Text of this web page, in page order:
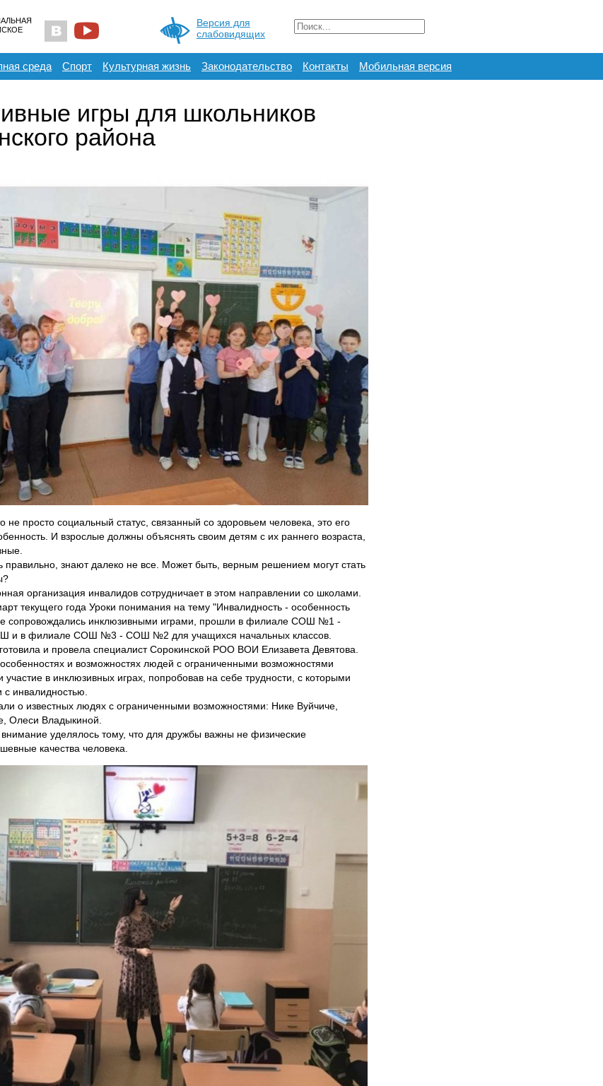
Версия для
слабовидящих
среда Спорт Культурная жизнь Законодательство Контакты Мобильная версия
игры для школьников
района
не просто социальный статус, связанный со здоровьем человека, это его
И взрослые должны объяснять своим детям с их раннего возраста,
правильно, знают далеко не все. Может быть, верным решением могут стать
организация инвалидов сотрудничает в этом направлении со школами.
текущего года Уроки понимания на тему "Инвалидность - особенность
сопровождались инклюзивными играми, прошли в филиале СОШ №1 -
и в филиале СОШ №3 - СОШ №2 для учащихся начальных классов.
и провела специалист Сорокинской РОО ВОИ Елизавета Девятова.
и возможностях людей с ограниченными возможностями
участие в инклюзивных играх, попробовав на себе трудности, с которыми
с инвалидностью.
о известных людях с ограниченными возможностями: Нике Вуйчиче,
Олеси Владыкиной.
уделялось тому, что для дружбы важны не физические
качества человека.